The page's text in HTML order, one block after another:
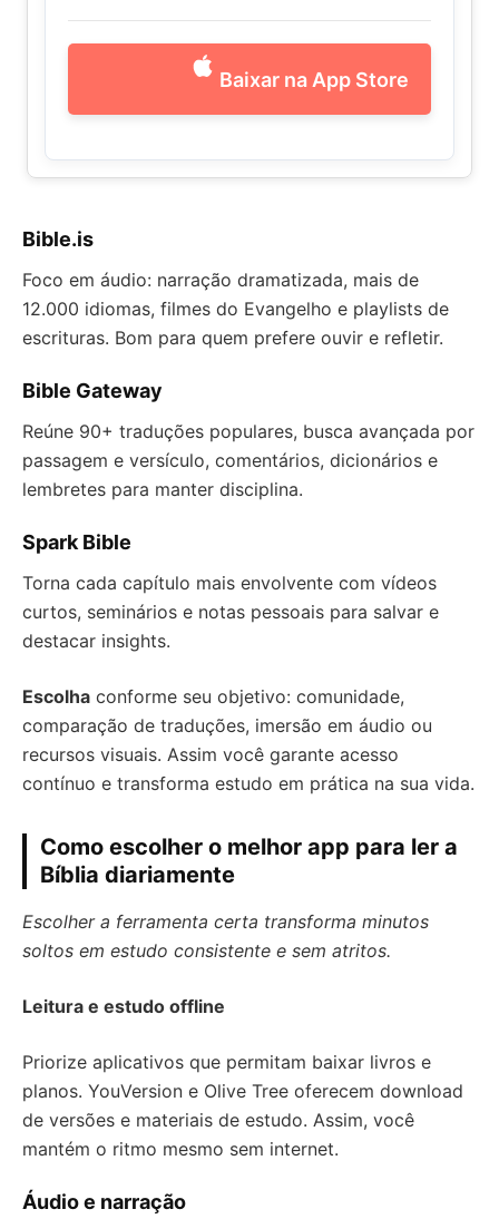
Baixar na App Store
Bible.is
Foco em áudio: narração dramatizada, mais de
12.000 idiomas, filmes do Evangelho e playlists de
escrituras. Bom para quem prefere ouvir e refletir.
Bible Gateway
Reúne 90+ traduções populares, busca avançada por
passagem e versículo, comentários, dicionários e
lembretes para manter disciplina.
Spark Bible
Torna cada capítulo mais envolvente com vídeos
curtos, seminários e notas pessoais para salvar e
destacar insights.
Escolha conforme seu objetivo: comunidade,
comparação de traduções, imersão em áudio ou
recursos visuais. Assim você garante acesso
contínuo e transforma estudo em prática na sua vida.
Como escolher o melhor app para ler a
Bíblia diariamente
Escolher a ferramenta certa transforma minutos
soltos em estudo consistente e sem atritos.
Leitura e estudo offline
Priorize aplicativos que permitam baixar livros e
planos. YouVersion e Olive Tree oferecem download
de versões e materiais de estudo. Assim, você
mantém o ritmo mesmo sem internet.
Áudio e narração